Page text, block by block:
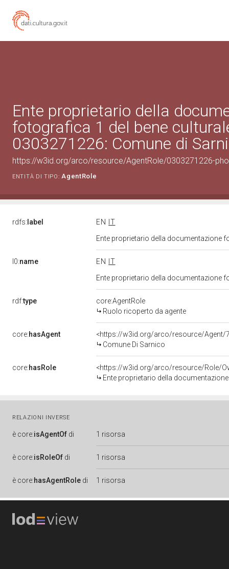
Ente proprietario della
fotografica 1 del bene
0303271226: Comune di
https://w3id.org/arco/resource/AgentRole/0303271226-
ENTITÀ DI TIPO: AgentRole
rdfs: label EN
IT
Ente proprietario della documentazione
l0:name EN
IT
Ente proprietario della documentazione
rdf:type
core:AgentRole
Ruolo ricoperto da agente
core:hasAgent
<https://w3id.org/arco/resource/Agent/
Comune Di Sarnico
core:hasRole
<https://w3id.org/arco/resource/Role/
Ente proprietario della documentazione
RELAZIONI INVERSE
è core:isAgentOf di 1 risorsa
è core:isRoleOf di 1 risorsa
è core:hasAgentRole di 1 risorsa